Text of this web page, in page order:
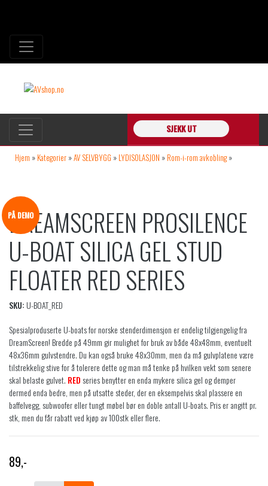
SJEKK UT
Hjem » Kategorier »AV SELVBYGG » LYDISOLASJON » Rom-i-rom avkobling»
PÅ DEMO
DREAMSCREEN PROSILENCE
U-BOAT SILICA GEL STUD
FLOATER RED SERIES
SKU: U-BOAT_RED
Spesialproduserte U-boats for norske stenderdimensjon er endelig tilgjengelig fra
DreamScreen! Bredde på 49mm gir mulighet for bruk av både 48x48mm, eventuelt
48x36mm gulvstendre. Du kan også bruke 48x30mm, men da må gulvplatene være
tilstrekkelig stive for å tolerere dette og man må tenke på hvilken vekt som senere
skal belaste gulvet. REDseries benytter en enda mykere silica gel og demper
dermed enda bedre, men på utsatte steder, der en eksempelvis skal plassere en
baffelvegg, subwoofer eller tungt møbel bør en doble antall U-boats. Pris er angitt pr.
stk, men du får rabatt ved kjøp av 100stk eller flere.
89,-